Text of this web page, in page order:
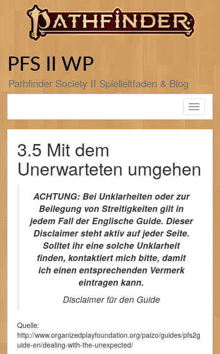
PFS II WP
Pathfinder Society II Spielleitfaden & Blog
Toggle
3.5 Mit dem
Unerwarteten umgehen
ACHTUNG: Bei Unklarheiten oder zur
Beilegung von Streitigkeiten gilt in
jedem Fall der Englische Guide. Dieser
Disclaimer steht aktiv auf jeder Seite.
Solltet ihr eine solche Unklarheit
finden, kontaktiert mich bitte, damit
ich einen entsprechenden Vermerk
eintragen kann.
Disclaimer für den Guide
Quelle:
http://www.organizedplayfoundation.org/paizo/guides/pfs2g
uide-en/dealing-with-the-unexpected/